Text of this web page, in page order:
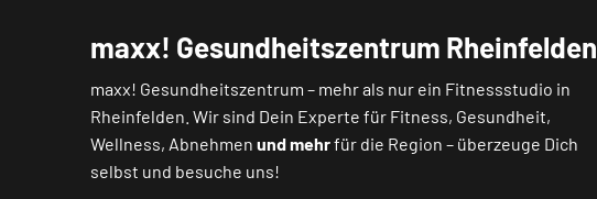
maxx! Gesundheitszentrum Rheinfelden
maxx! Gesundheitszentrum – mehr als nur ein Fitnessstudio in
Rheinfelden. Wir sind Dein Experte für Fitness, Gesundheit,
Wellness, Abnehmenund mehrfür die Region – überzeuge Dich
selbst und besuche uns!